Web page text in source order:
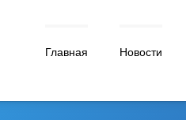
Главная Новости